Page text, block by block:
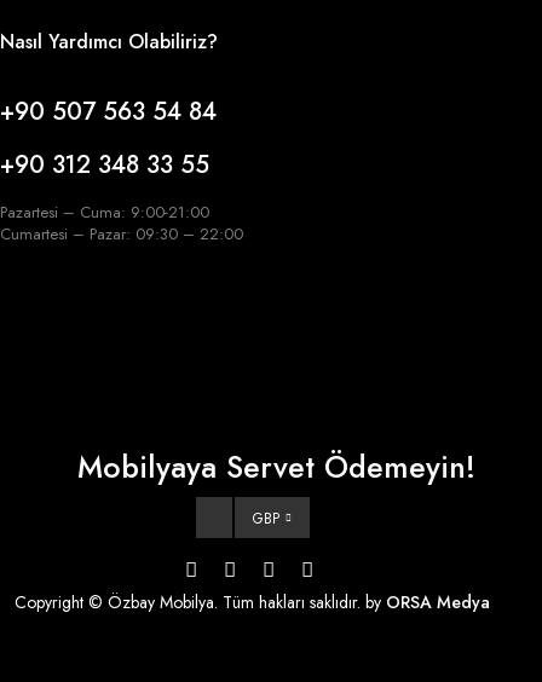
Nasıl Yardımcı Olabiliriz?
+90 507 563 54 84
+90 312 348 33 55
Pazartesi – Cuma: 9:00-21:00
Cumartesi – Pazar: 09:30 – 22:00
Mobilyaya Servet Ödemeyin!
GBP
Copyright © Özbay Mobilya. Tüm hakları saklıdır. by ORSA Medya